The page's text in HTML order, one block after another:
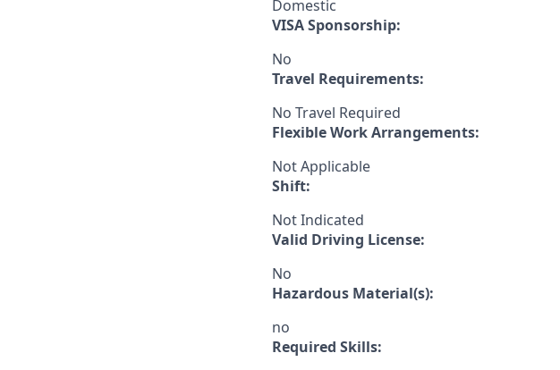
Domestic
VISA Sponsorship:
No
Travel Requirements:
No Travel Required
Flexible Work Arrangements:
Not Applicable
Shift:
Not Indicated
Valid Driving License:
No
Hazardous Material(s):
no
Required Skills: